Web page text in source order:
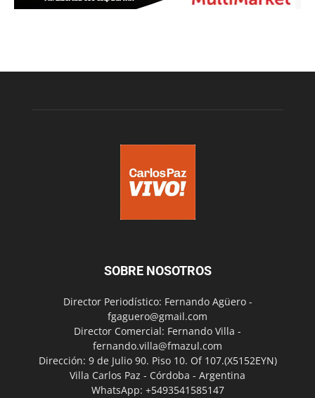
SOBRE NOSOTROS
Director Periodístico: Fernando Agüero -
fgaguero@gmail.com
Director Comercial: Fernando Villa -
fernando.villa@fmazul.com
Dirección: 9 de Julio 90. Piso 10. Of 107.(X5152EYN)
Villa Carlos Paz - Córdoba - Argentina
WhatsApp: +5493541585147